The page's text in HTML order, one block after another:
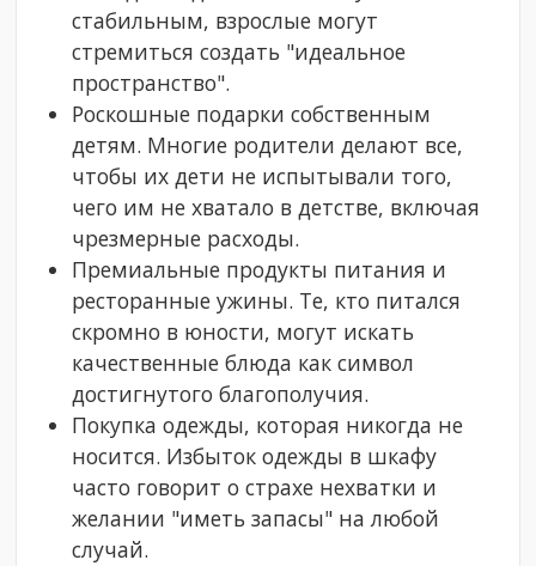
стабильным, взрослые могут
стремиться создать "идеальное
пространство".
Роскошные подарки собственным
детям. Многие родители делают все,
чтобы их дети не испытывали того,
чего им не хватало в детстве, включая
чрезмерные расходы.
Премиальные продукты питания и
ресторанные ужины. Те, кто питался
скромно в юности, могут искать
качественные блюда как символ
достигнутого благополучия.
Покупка одежды, которая никогда не
носится. Избыток одежды в шкафу
часто говорит о страхе нехватки и
желании "иметь запасы" на любой
случай.